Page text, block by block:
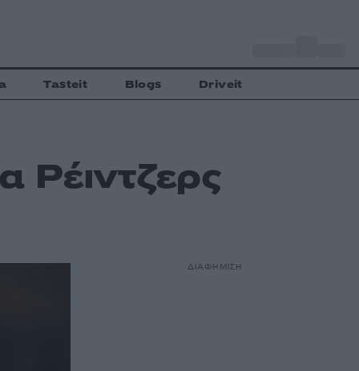
Tasteit Blogs Driveit
Ρέιντζερς
ΔΙΑΦΗΜΙΣΗ